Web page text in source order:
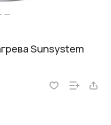
Sunsystem